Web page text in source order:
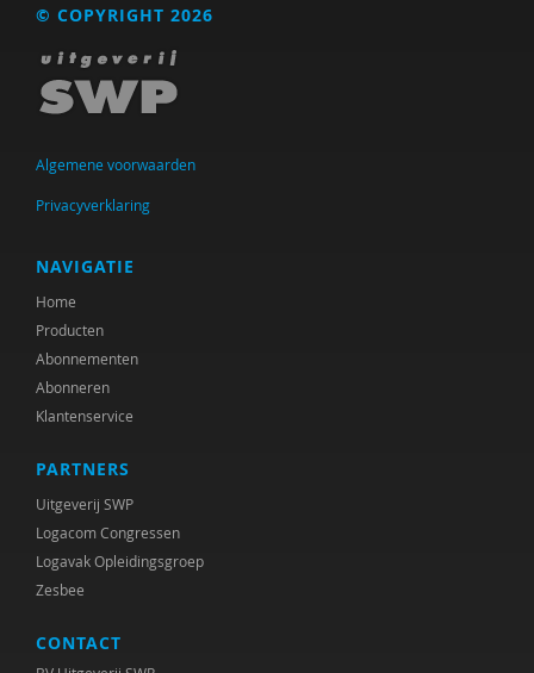
Martijn Arns
Ildeniz Arslan
Sander van Arum
Silke van Arum
Phildy Asamoah
Michiel Asselman
Ellen Assenberg
Bob Austmann
Krishna Autar
Diverse auteurs
© COPYRIGHT 2026
Algemene voorwaarden
Privacyverklaring
NAVIGATIE
Home
Producten
Abonnementen
Abonneren
Klantenservice
PARTNERS
Uitgeverij SWP
Logacom Congressen
Logavak Opleidingsgroep
Zesbee
CONTACT